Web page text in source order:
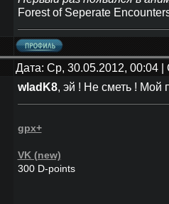
Forest of Seperate
Дата: Ср, 30.05.2012, 00:04
wladK8, эй ! Не сметь ! Мой
gpx+
VK (new)
300 D-points